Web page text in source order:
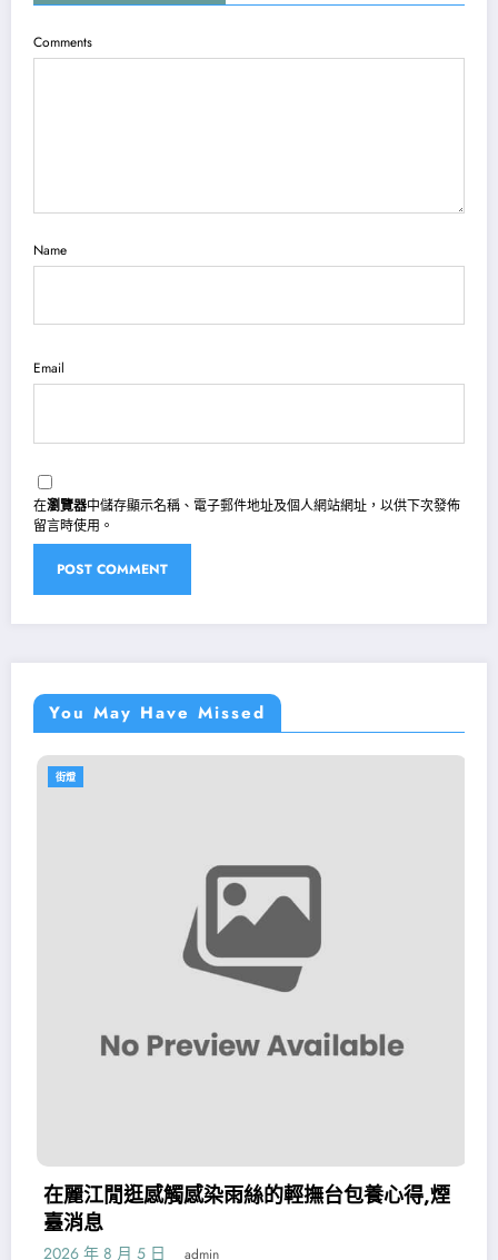
Comments
Name
Email
在瀏覽器中儲存顯示名稱、電子郵件地址及個人網站網址，以供下次發佈
留言時使用。
You May Have Missed
逛感觸感染雨絲的輕撫台包養心得,煙
8 月 5 日 admin
臺風